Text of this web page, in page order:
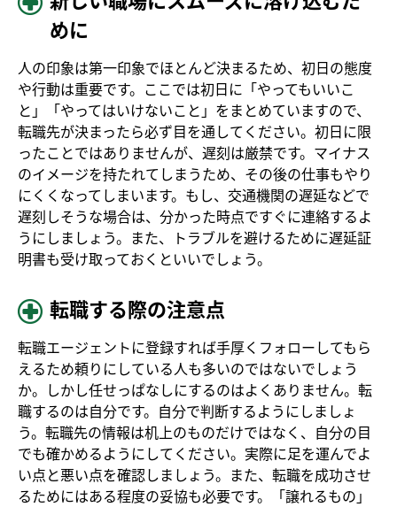
めに
人の印象は第一印象でほとんど決まるため、初日の態度
や行動は重要です。ここでは初日に「やってもいいこ
と」「やってはいけないこと」をまとめていますので、
転職先が決まったら必ず目を通してください。初日に限
ったことではありませんが、遅刻は厳禁です。マイナス
のイメージを持たれてしまうため、その後の仕事もやり
にくくなってしまいます。もし、交通機関の遅延などで
遅刻しそうな場合は、分かった時点ですぐに連絡するよ
うにしましょう。また、トラブルを避けるために遅延証
明書も受け取っておくといいでしょう。
転職する際の注意点
転職エージェントに登録すれば手厚くフォローしてもら
えるため頼りにしている人も多いのではないでしょう
か。しかし任せっぱなしにするのはよくありません。転
職するのは自分です。自分で判断するようにしましょ
う。転職先の情報は机上のものだけではなく、自分の目
でも確かめるようにしてください。実際に足を運んでよ
い点と悪い点を確認しましょう。また、転職を成功させ
るためにはある程度の妥協も必要です。「譲れるもの」